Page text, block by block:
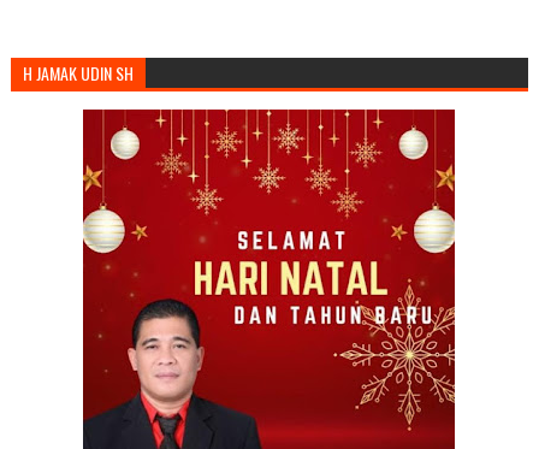
H JAMAK UDIN SH